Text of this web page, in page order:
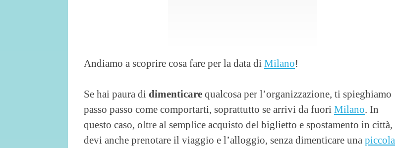
Andiamo a scoprire cosa fare per la data di Milano!
Se hai paura di dimenticare qualcosa per l’organizzazione, ti spieghiamo
passo passo come comportarti, soprattutto se arrivi da fuori Milano. In
questo caso, oltre al semplice acquisto del biglietto e spostamento in città,
devi anche prenotare il viaggio e l’alloggio, senza dimenticare una piccola